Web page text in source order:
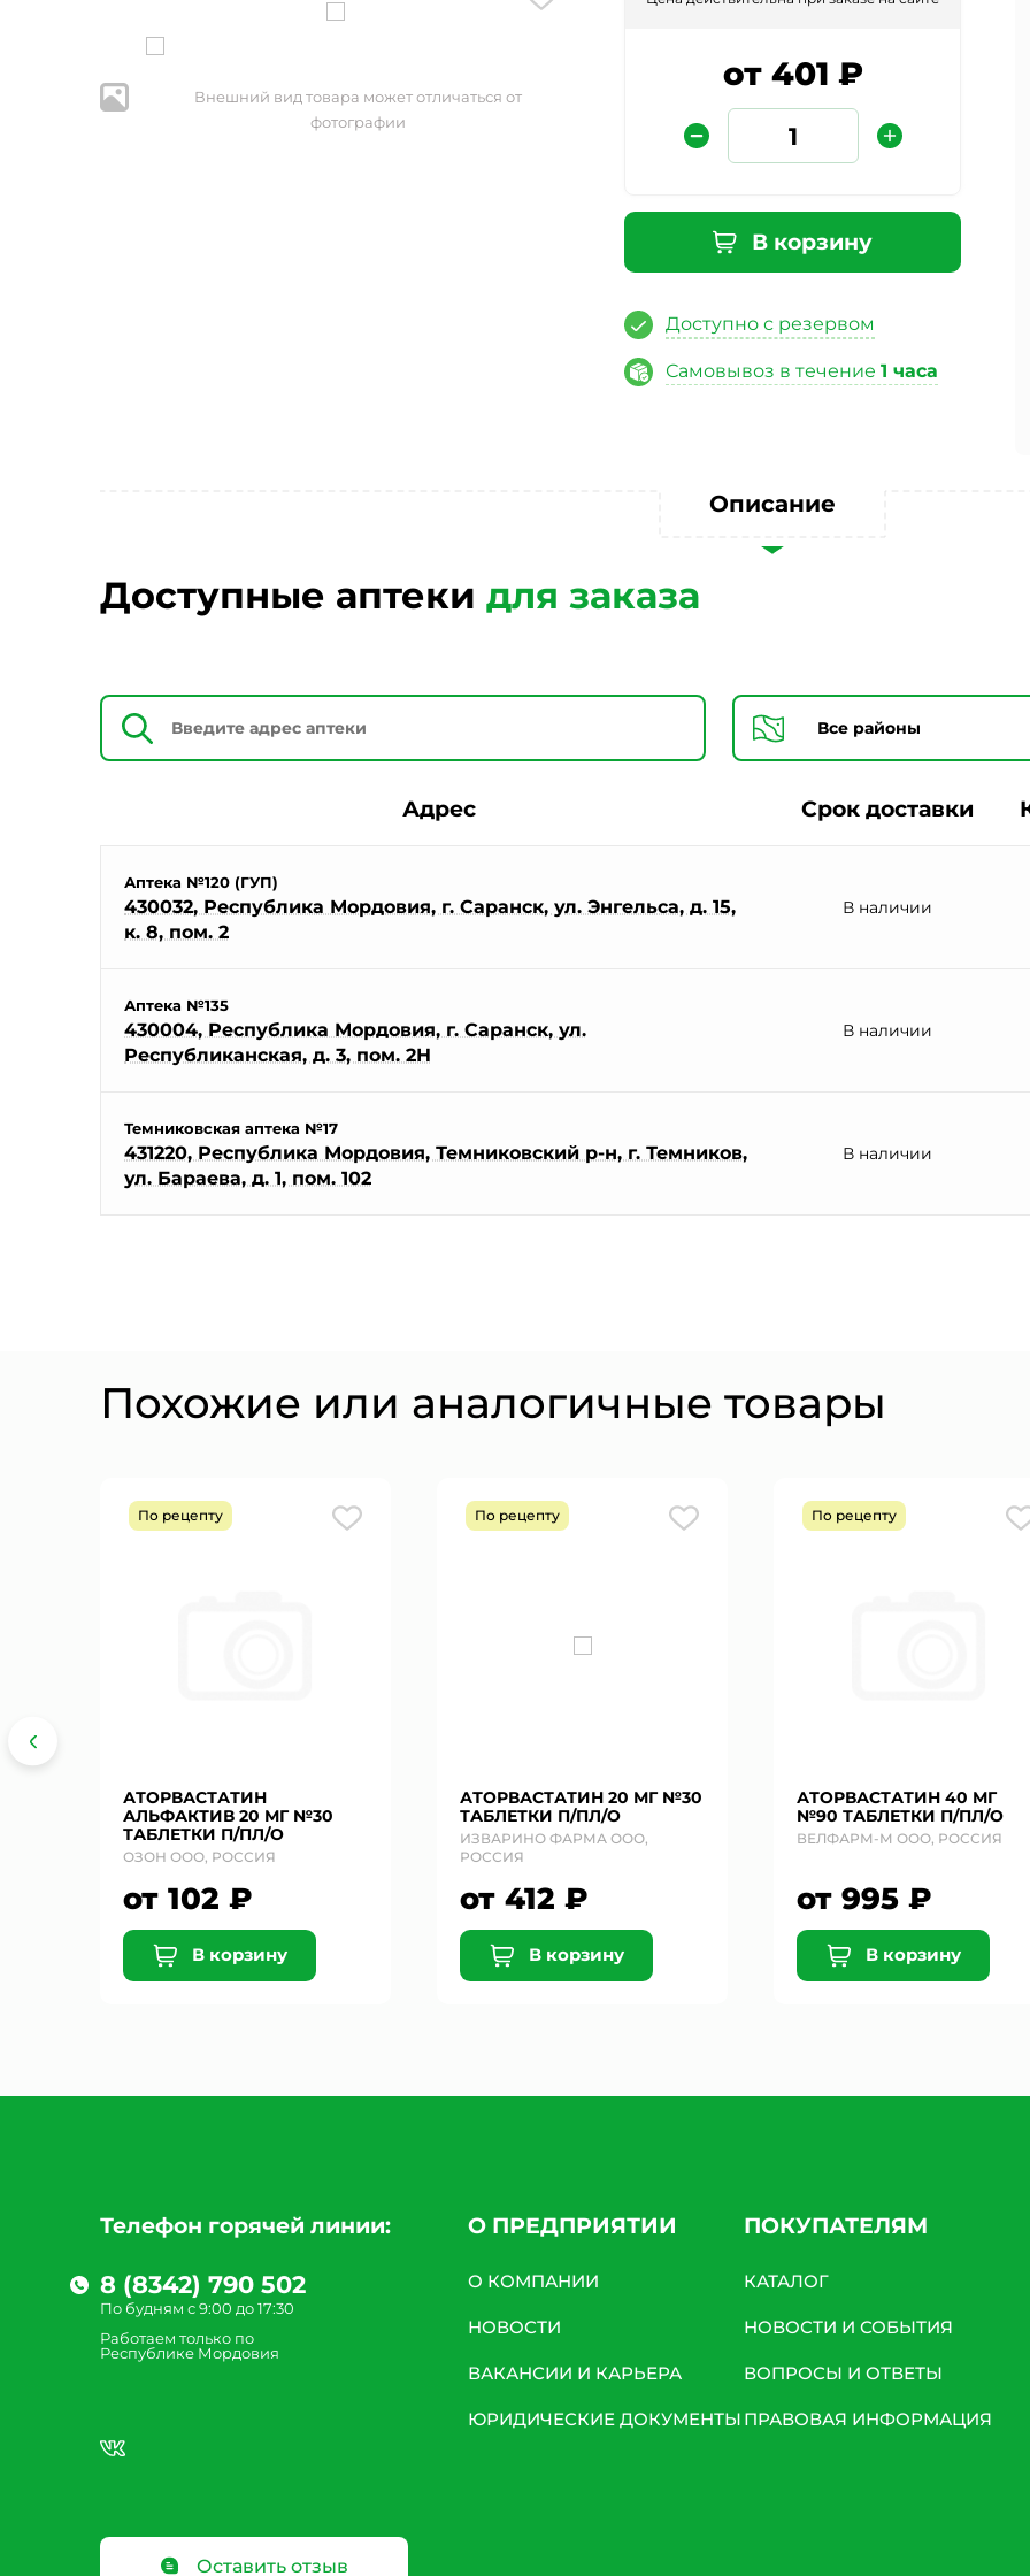
Внешний вид товара может отличаться от
фотографии
от 401 ₽
В корзину
Доступно с резервом
Самовывоз в течение1 часа
Описание
Доступные аптеки для заказа
Адрес Срок доставки
Аптека №120 (ГУП)
430032, Республика Мордовия, г. Саранск, ул. Энгельса, д. 15,
к. 8, пом. 2
В наличии
Аптека №135
430004, Республика Мордовия, г. Саранск, ул.
Республиканская, д. 3, пом. 2Н
В наличии
Темниковская аптека №17
431220, Республика Мордовия, Темниковский р-н, г. Темников,
ул. Бараева, д. 1, пом. 102
В наличии
Похожие или аналогичные товары
По рецепту
АТОРВАСТАТИН
АЛЬФАКТИВ 20 МГ №30
ТАБЛЕТКИ П/ПЛ/О
ОЗОН ООО, РОССИЯ
от 102 ₽
В корзину
По рецепту
АТОРВАСТАТИН 20 МГ №30
ТАБЛЕТКИ П/ПЛ/О
ИЗВАРИНО ФАРМА ООО,
РОССИЯ
от 412 ₽
В корзину
По рецепту
АТОРВАСТАТИН 40 МГ
№90 ТАБЛЕТКИ П/ПЛ/О
ВЕЛФАРМ-М ООО, РОССИЯ
от 995 ₽
В корзину
Телефон горячей линии:
8 (8342) 790 502
По будням с 9:00 до 17:30
Работаем только по
Республике Мордовия
Оставить отзыв
О ПРЕДПРИЯТИИ
О КОМПАНИИ
НОВОСТИ
ВАКАНСИИ И КАРЬЕРА
ЮРИДИЧЕСКИЕ ДОКУМЕНТЫ
ПОКУПАТЕЛЯМ
КАТАЛОГ
НОВОСТИ И СОБЫТИЯ
ВОПРОСЫ И ОТВЕТЫ
ПРАВОВАЯ ИНФОРМАЦИЯ
Защита от автоматических сообщений
Введите слово на картинке*
№152-ФЗ «О персональных данных», на условиях и для целей,
Согласии на обработку персональных данных *